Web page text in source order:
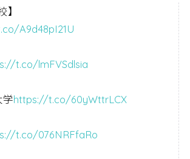
A9d48pI21U
t.co/lmFVSdlsia
学https://t.co/60yWttrLCX
t.co/076NRFfaRo